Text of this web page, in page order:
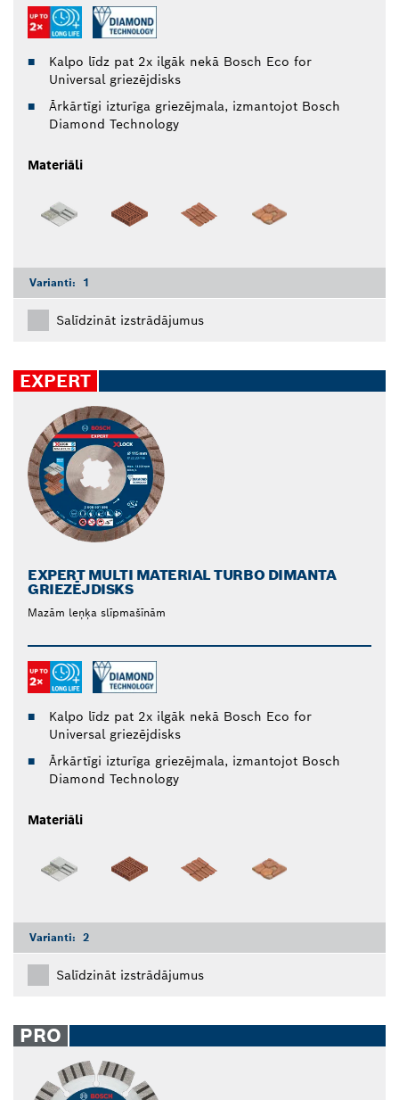
Kalpo līdz pat 2x ilgāk nekā Bosch Eco for
Universal griezējdisks
Ārkārtīgi izturīga griezējmala, izmantojot Bosch
Diamond Technology
Materiāli
Varianti: 1
Salīdzināt izstrādājumus
EXPERT
EXPERT MULTI MATERIAL TURBO DIMANTA
GRIEZĒJDISKS
Mazām leņķa slīpmašīnām
Kalpo līdz pat 2x ilgāk nekā Bosch Eco for
Universal griezējdisks
Ārkārtīgi izturīga griezējmala, izmantojot Bosch
Diamond Technology
Materiāli
Varianti: 2
Salīdzināt izstrādājumus
PRO